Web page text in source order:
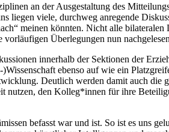
an der Ausgestaltung des
liegen viele, durchweg anregende
meinen könnten. Nicht alle bilateralen
Überlegungen nun
innerhalb der Sektionen der
ebenso auf wie ein
Deutlich werden damit auch die
nutzen, den Kolleg*innen für ihre
befasst war und ist. So ist es uns